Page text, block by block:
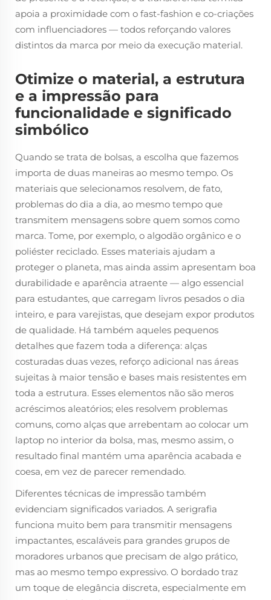
apoia a proximidade com o fast-fashion e co-criações
com influenciadores — todos reforçando valores
distintos da marca por meio da execução material.
Otimize o material, a estrutura
e a impressão para
funcionalidade e significado
simbólico
Quando se trata de bolsas, a escolha que fazemos
importa de duas maneiras ao mesmo tempo. Os
materiais que selecionamos resolvem, de fato,
problemas do dia a dia, ao mesmo tempo que
transmitem mensagens sobre quem somos como
marca. Tome, por exemplo, o algodão orgânico e o
poliéster reciclado. Esses materiais ajudam a
proteger o planeta, mas ainda assim apresentam boa
durabilidade e aparência atraente — algo essencial
para estudantes, que carregam livros pesados o dia
inteiro, e para varejistas, que desejam expor produtos
de qualidade. Há também aqueles pequenos
detalhes que fazem toda a diferença: alças
costuradas duas vezes, reforço adicional nas áreas
sujeitas à maior tensão e bases mais resistentes em
toda a estrutura. Esses elementos não são meros
acréscimos aleatórios; eles resolvem problemas
comuns, como alças que arrebentam ao colocar um
laptop no interior da bolsa, mas, mesmo assim, o
resultado final mantém uma aparência acabada e
coesa, em vez de parecer remendado.
Diferentes técnicas de impressão também
evidenciam significados variados. A serigrafia
funciona muito bem para transmitir mensagens
impactantes, escaláveis para grandes grupos de
moradores urbanos que precisam de algo prático,
mas ao mesmo tempo expressivo. O bordado traz
um toque de elegância discreta, especialmente em